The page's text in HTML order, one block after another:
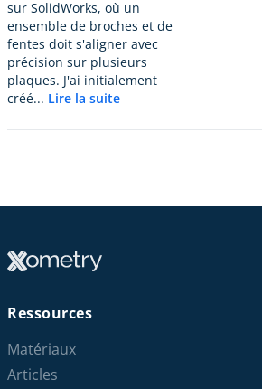
sur SolidWorks, où un
ensemble de broches et de
fentes doit s'aligner avec
précision sur plusieurs
plaques. J'ai initialement
créé... Lire la suite
Ressources
Matériaux
Articles